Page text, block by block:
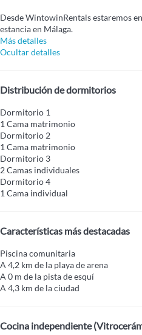
Desde WintowinRentals estaremos
estancia en Málaga.
Más detalles
Ocultar detalles
Distribución de dormitorios
Dormitorio 1
1 Cama matrimonio
Dormitorio 2
1 Cama matrimonio
Dormitorio 3
2 Camas individuales
Dormitorio 4
1 Cama individual
Características más destacadas
Piscina comunitaria
A 4,2 km de la playa de arena
A 0 m de la pista de esquí
A 4,3 km de la ciudad
Cocina independiente